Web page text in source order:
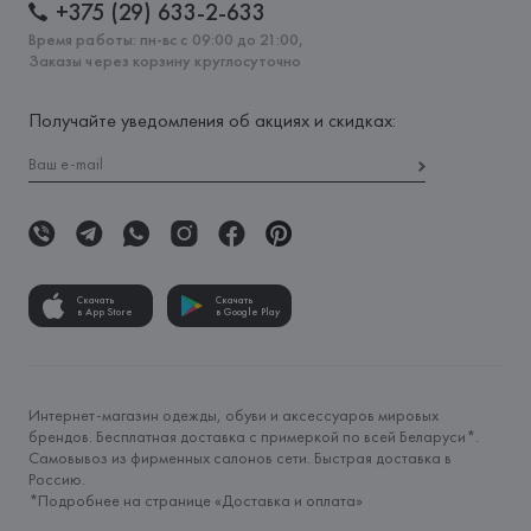
+375 (29) 633-2-633
Время работы: пн-вс с 09:00 до 21:00,
Заказы через корзину круглосуточно
Получайте уведомления об акциях и скидках:
Скачать
в App Store
Скачать
в Google Play
Интернет-магазин одежды, обуви и аксессуаров мировых
брендов. Бесплатная доставка с примеркой по всей Беларуси*.
Самовывоз из фирменных салонов сети. Быстрая доставка в
Россию.
*Подробнее на странице «Доставка и оплата»